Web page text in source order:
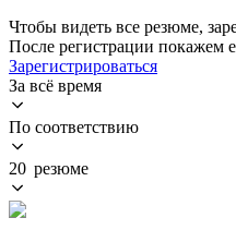
Чтобы видеть все резюме,
После регистрации покажем
Зарегистрироваться
За всё время
По соответствию
20 резюме